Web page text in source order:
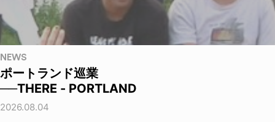
NEWS
ポートランド巡業
──THERE - PORTLAND
2026.08.04